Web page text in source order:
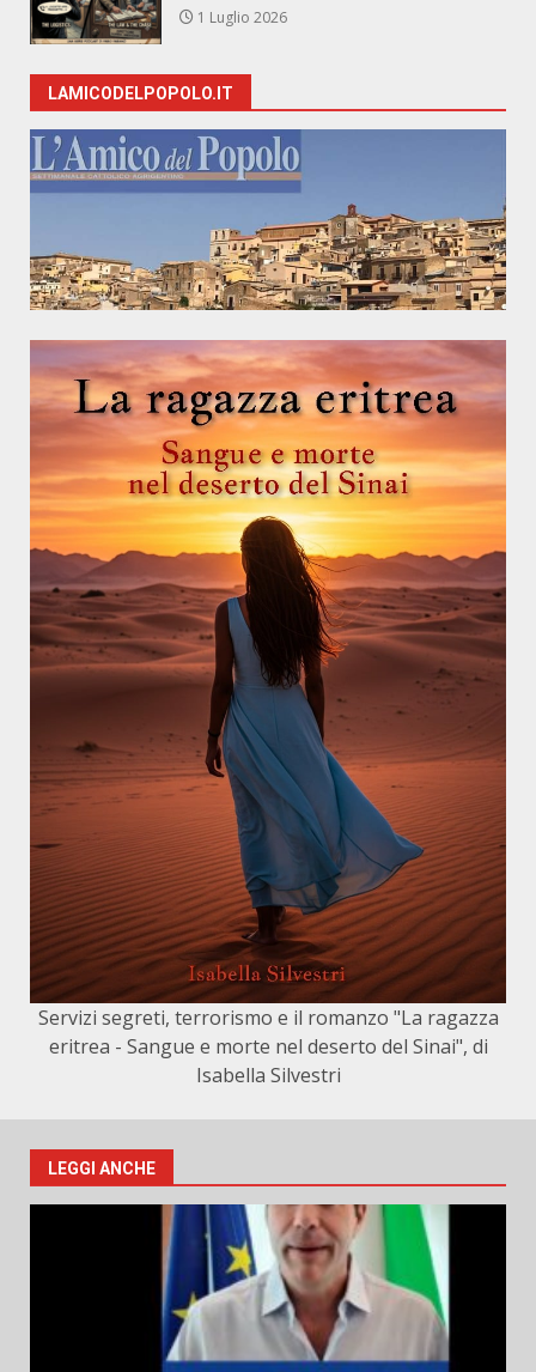
1 Luglio 2026
LAMICODELPOPOLO.IT
Servizi segreti, terrorismo e il romanzo "La ragazza
eritrea - Sangue e morte nel deserto del Sinai", di
Isabella Silvestri
LEGGI ANCHE